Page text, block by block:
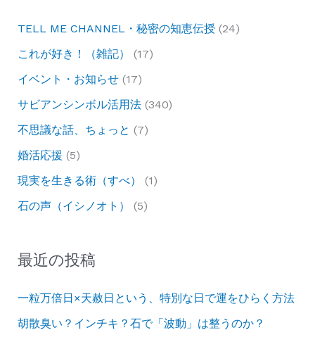
TELL ME CHANNEL・秘密の知恵伝授 (24)
これが好き！（雑記）
(17)
イベント・お知らせ(17)
サビアンシンボル活用法(340)
不思議な話、ちょっと (7)
婚活応援 (5)
現実を生きる術（すべ）
(1)
石の声（イシノオト）
(5)
最近の投稿
一粒万倍日×天赦日という、特別な日で運をひらく方法
胡散臭い？インチキ？石で「波動」は整うのか？